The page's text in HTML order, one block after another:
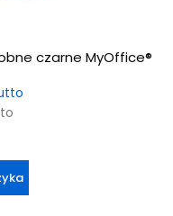
czarne MyOffice®